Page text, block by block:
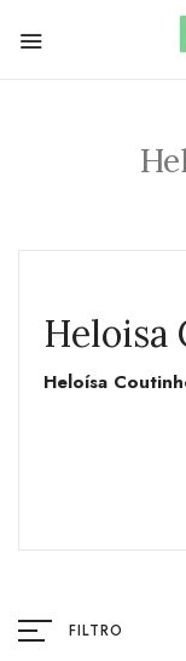
Heloisa
Heloísa
FILTRO